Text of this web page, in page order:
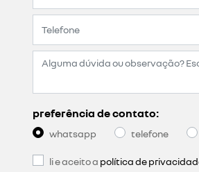
conheça as vantagens da rede
atendimento exclusivo
a proeste renault tem
contamos com uma equipe
também produtos, acessórios,
dedicação total às suas
equipe de vendas